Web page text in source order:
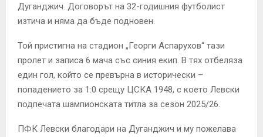
Дуганджич. Договорът на 32-годишния футболист
изтича и няма да бъде подновен.
Той пристигна на стадион „Георги Аспарухов“ тази
пролет и записа 6 мача със синия екип. В тях отбеляза
един гол, който се превърна в исторически –
попадението за 1:0 срещу ЦСКА 1948, с което Левски
подпечата шампионската титла за сезон 2025/26.
ПФК Левски благодари на Дуганджич и му пожелава